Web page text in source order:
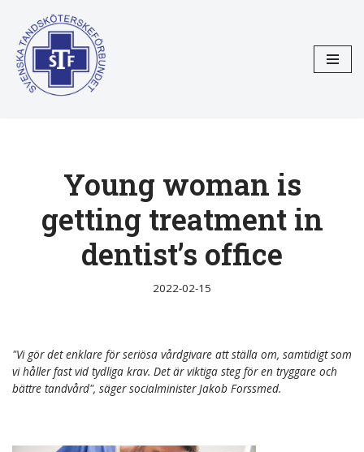
Hoppa
till
innehåll
Young woman is
getting treatment in
dentist’s office
2022-02-15
"Vi gör det enklare för seriösa vårdgivare att ställa om, samtidigt som
vi håller fast vid tydliga krav. Det är viktiga steg för en tryggare och
bättre tandvård", säger socialminister Jakob Forssmed.